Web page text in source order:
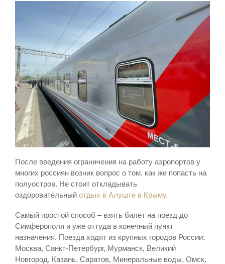
После введения ограничения на работу аэропортов у
многих россиян возник вопрос о том, как же попасть на
полуостров. Не стоит откладывать
оздоровительный отдых в Алуште в Крыму.
Самый простой способ – взять билет на поезд до
Симферополя и уже оттуда в конечный пункт
назначения. Поезда ходят из крупных городов России:
Москва, Санкт-Петербург, Мурманск, Великий
Новгород, Казань, Саратов, Минеральные воды, Омск,